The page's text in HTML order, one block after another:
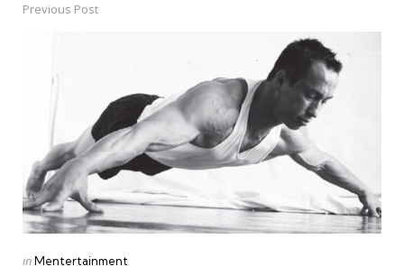
PostPrevious Post
Posted
inMentertainment